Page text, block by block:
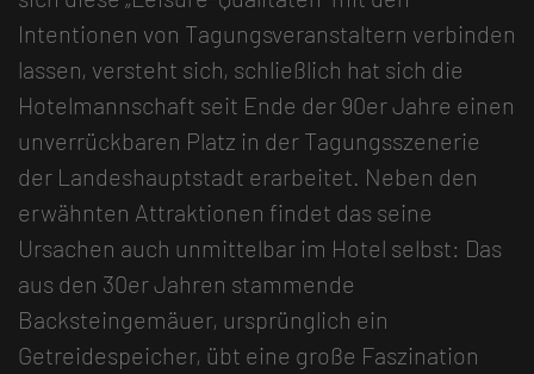
Intentionen von Tagungsveranstaltern verbinden
lassen, versteht sich, schließlich hat sich die
Hotelmannschaft seit Ende der 90er Jahre einen
unverrückbaren Platz in der Tagungsszenerie
der Landeshauptstadt erarbeitet. Neben den
erwähnten Attraktionen findet das seine
Ursachen auch unmittelbar im Hotel selbst: Das
aus den 30er Jahren stammende
Backsteingemäuer, ursprünglich ein
Getreidespeicher, übt eine große Faszination